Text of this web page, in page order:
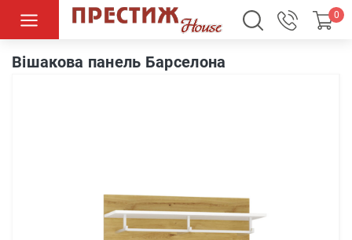
0
Вішакова панель Барселона
Вішакова панель Барселона